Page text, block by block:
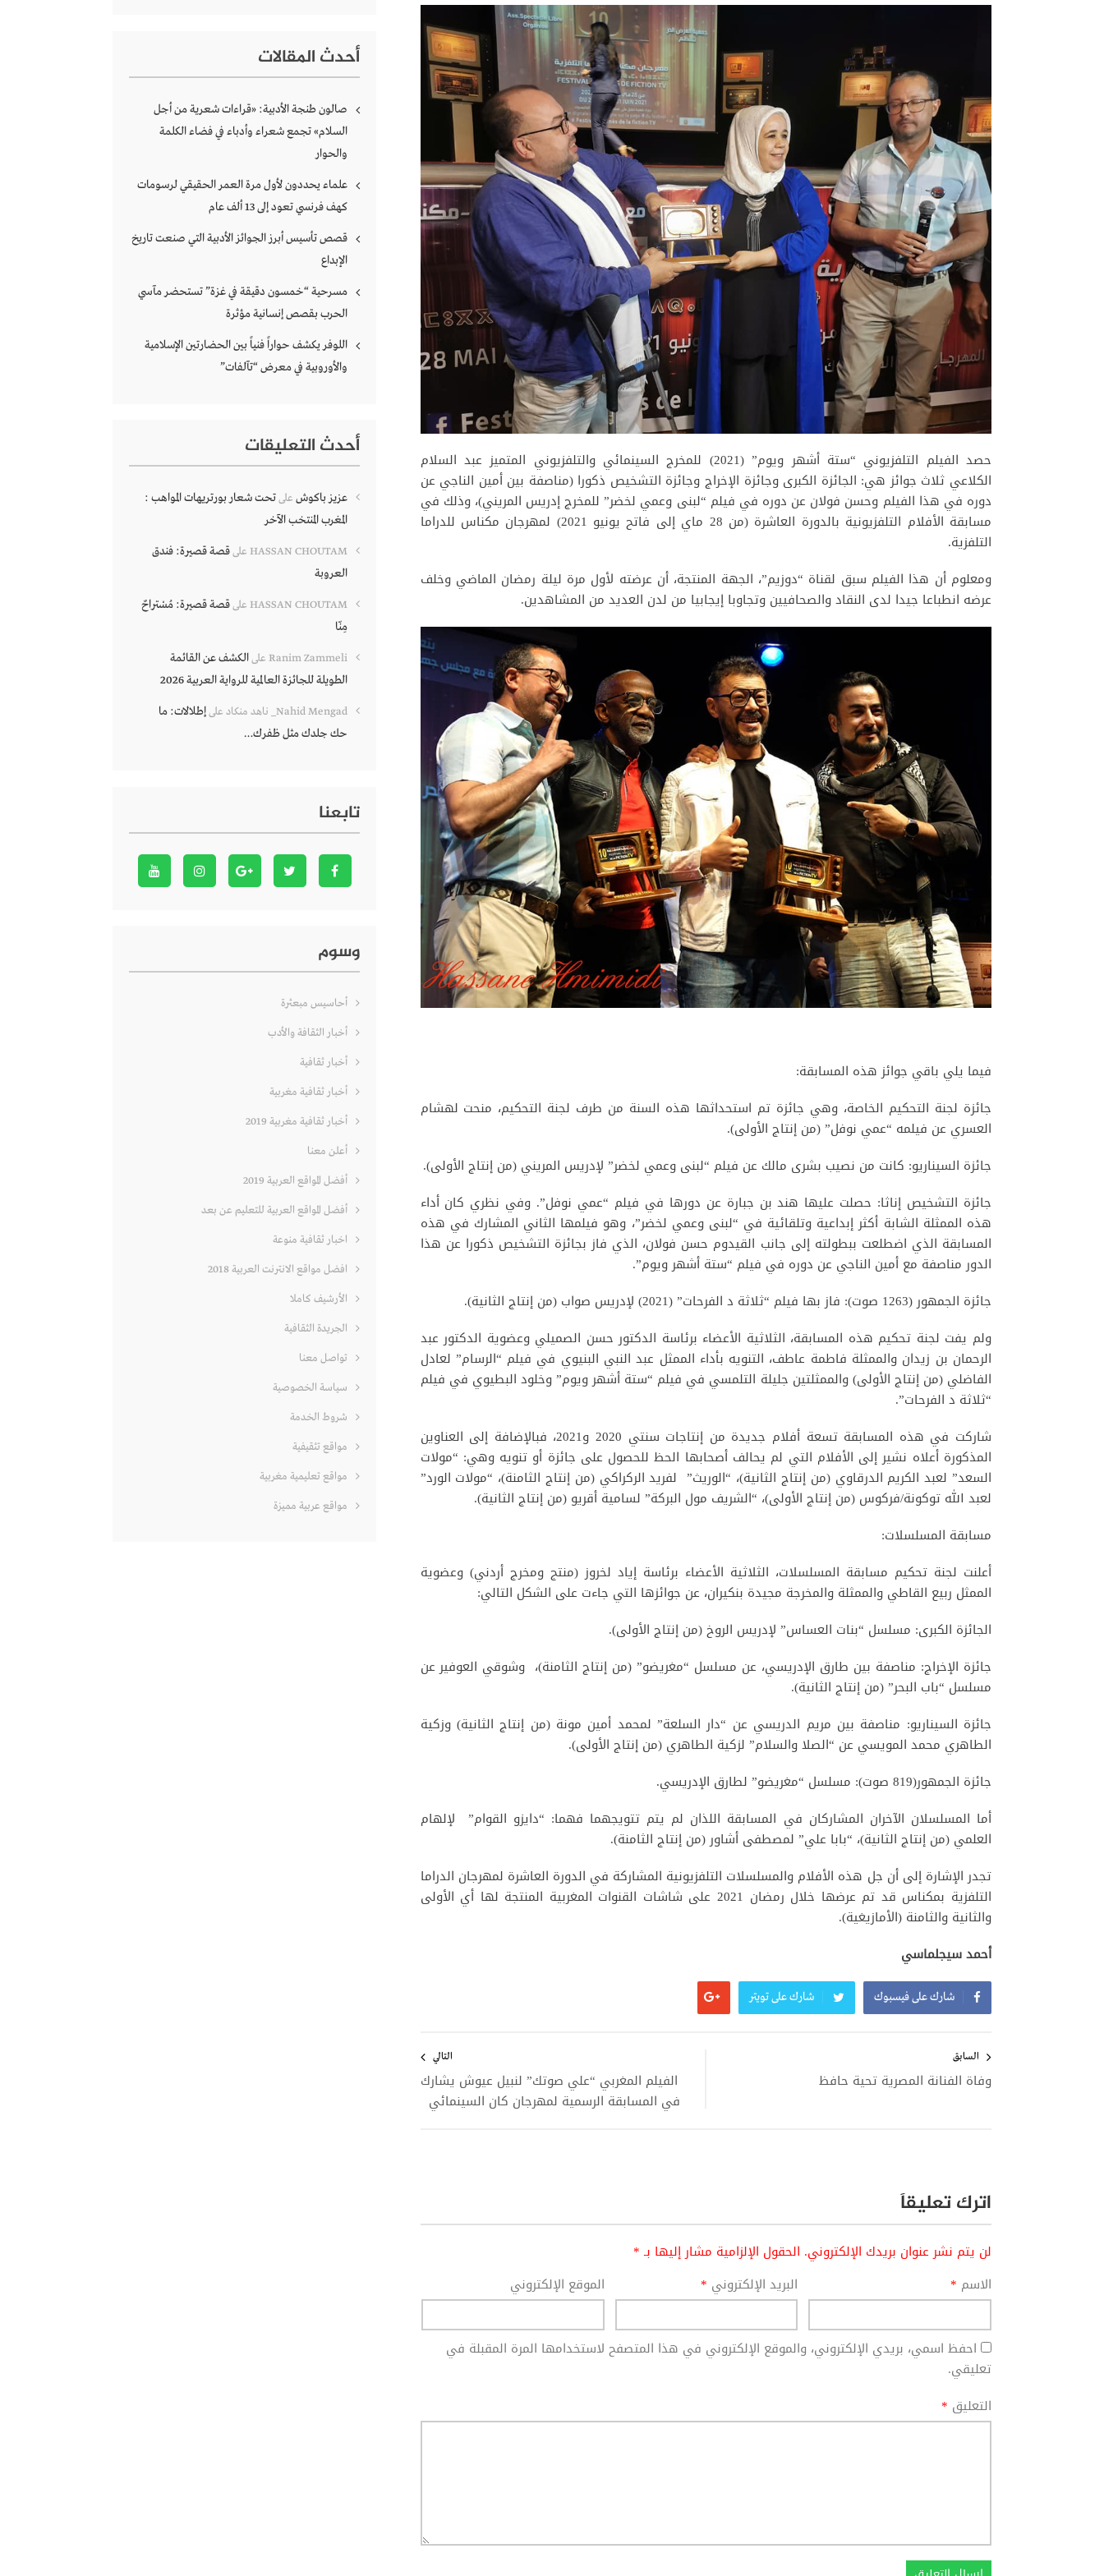
حصد الفيلم التلفزيوني “ستة أشهر ويوم” (2021) للمخرج السينمائي والتلفزيوني المتميز عبد السلام
الكلاعي ثلاث جوائز هي: الجائزة الكبرى وجائزة الإخراج وجائزة التشخيص ذكورا (مناصفة بين أمين الناجي عن
دوره في هذا الفيلم وحسن فولان عن دوره في فيلم “لبنى وعمي لخضر” للمخرج إدريس المريني)، وذلك في
مسابقة الأفلام التلفزيونية بالدورة العاشرة (من 28 ماي إلى فاتح يونيو 2021) لمهرجان مكناس للدراما
التلفزية.
ومعلوم أن هذا الفيلم سبق لقناة “دوزيم”، الجهة المنتجة، أن عرضته لأول مرة ليلة رمضان الماضي وخلف
عرضه انطباعا جيدا لدى النقاد والصحافيين وتجاوبا إيجابيا من لدن العديد من المشاهدين.
فيما يلي باقي جوائز هذه المسابقة:
جائزة لجنة التحكيم الخاصة، وهي جائزة تم استحداثها هذه السنة من طرف لجنة التحكيم، منحت لهشام
العسري عن فيلمه “عمي نوفل” (من إنتاج الأولى).
جائزة السيناريو: كانت من نصيب بشرى مالك عن فيلم “لبنى وعمي لخضر” لإدريس المريني (من إنتاج الأولى).
جائزة التشخيص إناثا: حصلت عليها هند بن جبارة عن دورها في فيلم “عمي نوفل”. وفي نظري كان أداء
هذه الممثلة الشابة أكثر إبداعية وتلقائية في “لبنى وعمي لخضر”، وهو فيلمها الثاني المشارك في هذه
المسابقة الذي اضطلعت ببطولته إلى جانب القيدوم حسن فولان، الذي فاز بجائزة التشخيص ذكورا عن هذا
الدور مناصفة مع أمين الناجي عن دوره في فيلم “ستة أشهر ويوم”.
جائزة الجمهور (1263 صوت): فاز بها فيلم “ثلاثة د الفرحات” (2021) لإدريس صواب (من إنتاج الثانية).
ولم يفت لجنة تحكيم هذه المسابقة، الثلاثية الأعضاء برئاسة الدكتور حسن الصميلي وعضوية الدكتور عبد
الرحمان بن زيدان والممثلة فاطمة عاطف، التنويه بأداء الممثل عبد النبي البنيوي في فيلم “الرسام” لعادل
الفاضلي (من إنتاج الأولى) والممثلتين جليلة التلمسي في فيلم “ستة أشهر ويوم” وخلود البطيوي في فيلم
“ثلاثة د الفرحات”.
شاركت في هذه المسابقة تسعة أفلام جديدة من إنتاجات سنتي 2020 و2021، فبالإضافة إلى العناوين
المذكورة أعلاه نشير إلى الأفلام التي لم يحالف أصحابها الحظ للحصول على جائزة أو تنويه وهي: “مولات
السعد” لعبد الكريم الدرقاوي (من إنتاج الثانية)، “الوريث” لفريد الركراكي (من إنتاج الثامنة)، “مولات الورد”
لعبد الله توكونة/فركوس (من إنتاج الأولى)، “الشريف مول البركة” لسامية أقريو (من إنتاج الثانية).
مسابقة المسلسلات:
أعلنت لجنة تحكيم مسابقة المسلسلات، الثلاثية الأعضاء برئاسة إياد لخروز (منتج ومخرج أردني) وعضوية
الممثل ربيع القاطي والممثلة والمخرجة مجيدة بنكيران، عن جوائزها التي جاءت على الشكل التالي:
الجائزة الكبرى: مسلسل “بنات العساس” لإدريس الروخ (من إنتاج الأولى).
جائزة الإخراج: مناصفة بين طارق الإدريسي، عن مسلسل “مغريضو” (من إنتاج الثامنة)، وشوقي العوفير عن
مسلسل “باب البحر” (من إنتاج الثانية).
جائزة السيناريو: مناصفة بين مريم الدريسي عن “دار السلعة” لمحمد أمين مونة (من إنتاج الثانية) وزكية
الطاهري محمد المويسي عن “الصلا والسلام” لزكية الطاهري (من إنتاج الأولى).
جائزة الجمهور(819 صوت): مسلسل “مغريضو” لطارق الإدريسي.
أما المسلسلان الآخران المشاركان في المسابقة اللذان لم يتم تتويجهما فهما: “دايزو القوام” لإلهام
العلمي (من إنتاج الثانية)، “بابا علي” لمصطفى أشاور (من إنتاج الثامنة).
تجدر الإشارة إلى أن جل هذه الأفلام والمسلسلات التلفزيونية المشاركة في الدورة العاشرة لمهرجان الدراما
التلفزية بمكناس قد تم عرضها خلال رمضان 2021 على شاشات القنوات المغربية المنتجة لها أي الأولى
والثانية والثامنة (الأمازيغية).
أحمد سيجلماسي
شارك على فيسبوك شارك على تويتر
المقالات
السابق
وفاة الفنانة المصرية تحية حافظ
التالي
الفيلم المغربي “علي صوتك” لنبيل عيوش يشارك
في المسابقة الرسمية لمهرجان كان السينمائي
اترك تعليقاً
لن يتم نشر عنوان بريدك الإلكتروني. الحقول الإلزامية مشار إليها بـ*
الاسم * البريد الإلكتروني * الموقع الإلكتروني
احفظ اسمي، بريدي الإلكتروني، والموقع الإلكتروني في هذا المتصفح لاستخدامها المرة المقبلة في
تعليقي.
التعليق *
أحدث المقالات
صالون طنجة الأدبية: «قراءات شعرية من أجل
السلام» تجمع شعراء وأدباء في فضاء الكلمة
والحوار
علماء يحددون لأول مرة العمر الحقيقي لرسومات
كهف فرنسي تعود إلى 13 ألف عام
قصص تأسيس أبرز الجوائز الأدبية التي صنعت تاريخ
الإبداع
مسرحية “خمسون دقيقة في غزة” تستحضر مآسي
الحرب بقصص إنسانية مؤثرة
اللوفر يكشف حواراً فنياً بين الحضارتين الإسلامية
والأوروبية في معرض “تآلفات”
أحدث التعليقات
عزيز باكوش علىتحت شعار بورتريهات المواهب :
المغرب المنتخب الآخر
HASSAN CHOUTAM علىقصة قصيرة: فندق
العروبة
HASSAN CHOUTAM علىقصة قصيرة: مُسْتراحٌ
مِنّا
Ranim Zammeli علىالكشف عن القائمة
الطويلة للجائزة العالمية للرواية العربية 2026
Nahid Mengad_ ناهد منكاد علىإطلالات: ما
حك جلدك مثل ظفرك…
تابعنا
وسوم
أحاسيس مبعثرة
أخبار الثقافة والأدب
أخبار ثقافية
أخبار ثقافية مغربية
أخبار ثقافية مغربية 2019
أعلن معنا
أفضل المواقع العربية 2019
أفضل المواقع العربية للتعليم عن بعد
اخبار ثقافية منوعة
افضل مواقع الانترنت العربية 2018
الأرشيف كاملا
الجريدة الثقافية
تواصل معنا
سياسة الخصوصية
شروط الخدمة
مواقع تثقيفية
مواقع تعليمية مغربية
مواقع عربية مميزة